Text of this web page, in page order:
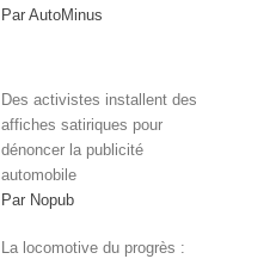
Par AutoMinus
Des activistes installent des
affiches satiriques pour
dénoncer la publicité
automobile
Par Nopub
La locomotive du progrès :